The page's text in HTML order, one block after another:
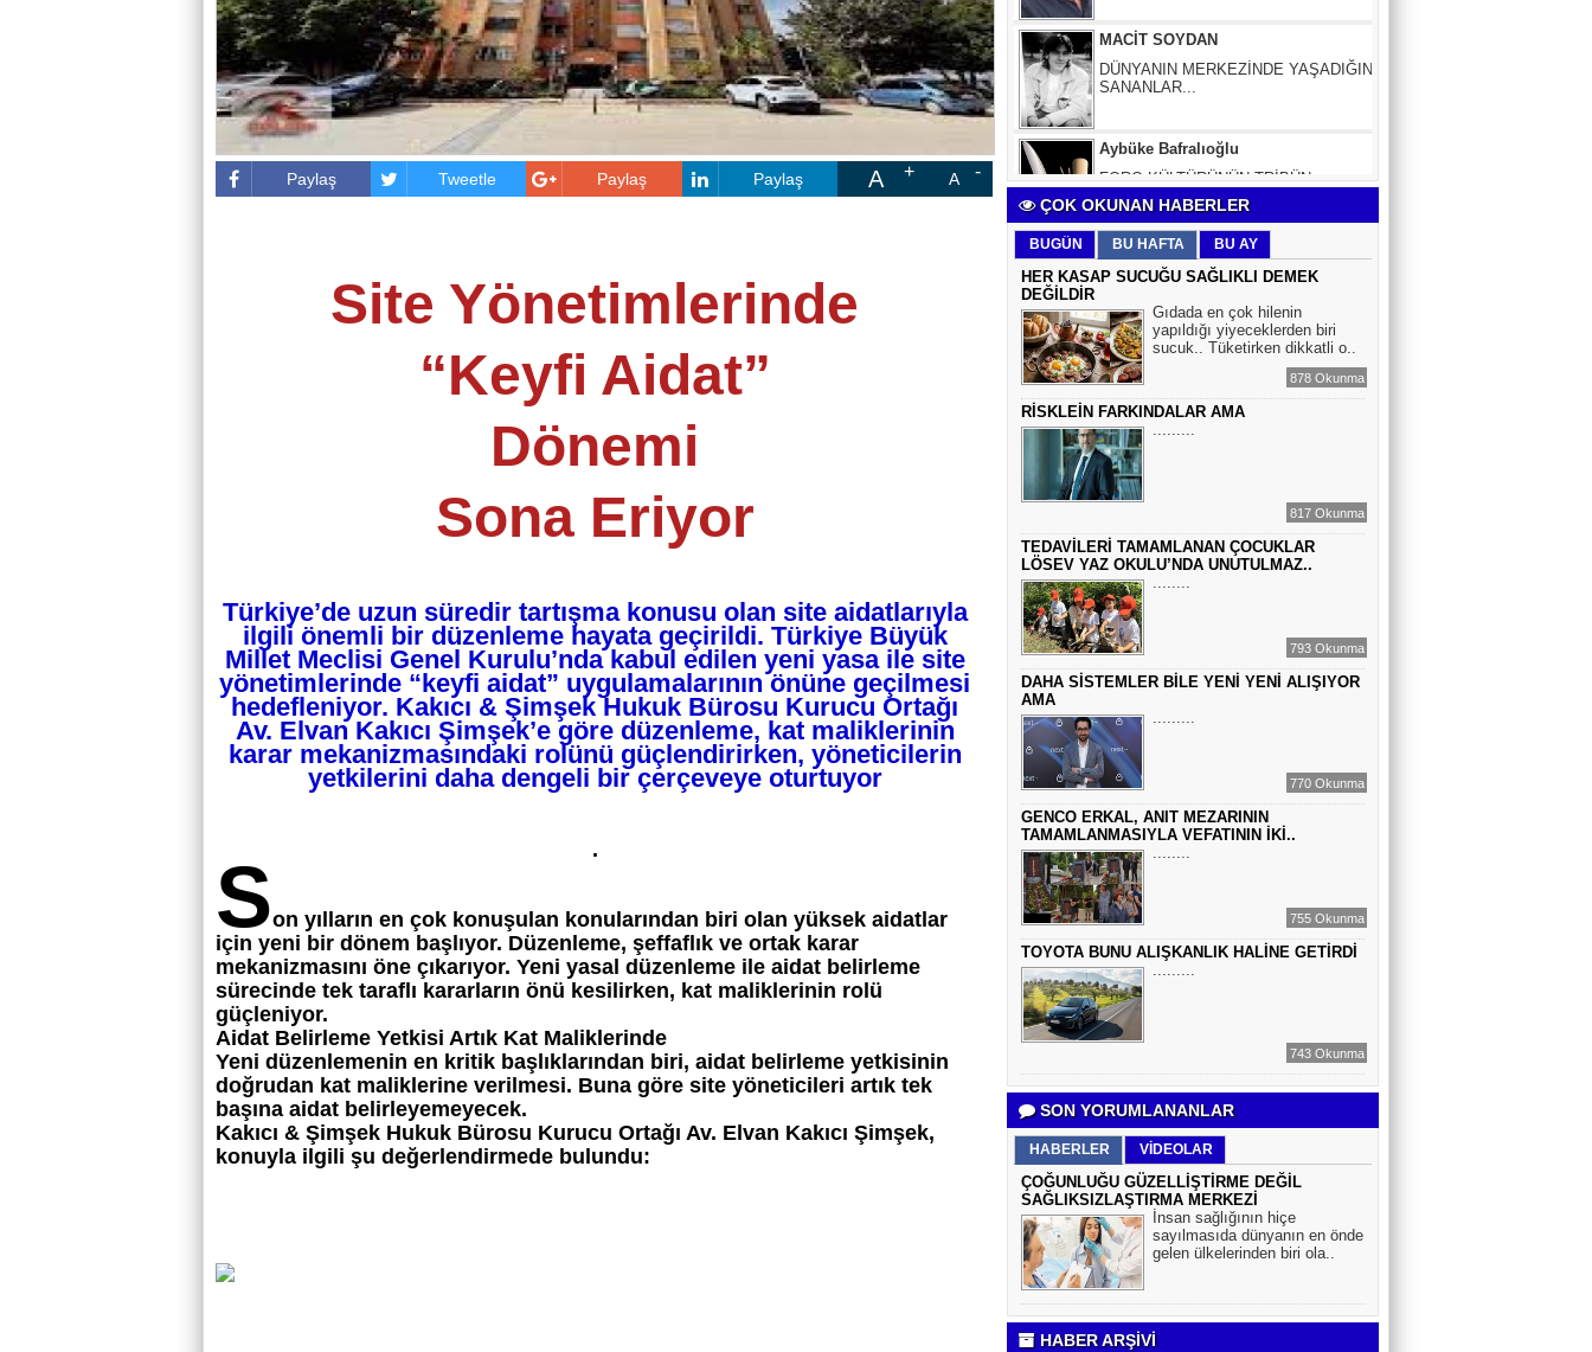
Paylaş Tweetle Paylaş Paylaş A A
Site Yönetimlerinde
“Keyfi Aidat”
Dönemi
Sona Eriyor
Türkiye’de uzun süredir tartışma konusu olan site aidatlarıyla
ilgili önemli bir düzenleme hayata geçirildi. Türkiye Büyük
Millet Meclisi Genel Kurulu’nda kabul edilen yeni yasa ile site
yönetimlerinde “keyfi aidat” uygulamalarının önüne geçilmesi
hedefleniyor. Kakıcı & Şimşek Hukuk Bürosu Kurucu Ortağı
Av. Elvan Kakıcı Şimşek’e göre düzenleme, kat maliklerinin
karar mekanizmasındaki rolünü güçlendirirken, yöneticilerin
yetkilerini daha dengeli bir çerçeveye oturtuyor
.
Son yılların en çok konuşulan konularından biri olan yüksek aidatlar
için yeni bir dönem başlıyor. Düzenleme, şeffaflık ve ortak karar
mekanizmasını öne çıkarıyor. Yeni yasal düzenleme ile aidat belirleme
sürecinde tek taraflı kararların önü kesilirken, kat maliklerinin rolü
güçleniyor.
Aidat Belirleme Yetkisi Artık Kat Maliklerinde
Yeni düzenlemenin en kritik başlıklarından biri, aidat belirleme yetkisinin
doğrudan kat maliklerine verilmesi. Buna göre site yöneticileri artık tek
başına aidat belirleyemeyecek.
Kakıcı & Şimşek Hukuk Bürosu Kurucu Ortağı Av. Elvan Kakıcı Şimşek,
konuyla ilgili şu değerlendirmede bulundu:
Aybüke Bafralıoğlu
TURİZM VE EĞİTİM
Mr.Hiko...
KORKU VE ŞÜPHE
DÜŞMANLARINIZDIR...
Çiğdem Yorgancıoğlu
İkilikli ve İkircikli Tabiat Diyalektiğinde
Mobius Spiral Mucizeler, Akış ve Doğa
Döngüsünün Bilgeliği...
BİR ROMAN DAHA
EMİR EMİRHANOĞLU
BAYRAMDA ARA VERİN
MACİT SOYDAN
DÜNYANIN MERKEZİNDE YAŞADIĞINI
SANANLAR...
ÇOK OKUNAN HABERLER
BUGÜN BU HAFTA BU AY
HER KASAP SUCUĞU SAĞLIKLI DEMEK
DEĞİLDİR
Gıdada en çok hilenin
yapıldığı yiyeceklerden biri
sucuk.. Tüketirken dikkatli o..
878 Okunma
RİSKLEİN FARKINDALAR AMA
.........
817 Okunma
TEDAVİLERİ TAMAMLANAN ÇOCUKLAR
LÖSEV YAZ OKULU’NDA UNUTULMAZ..
........
793 Okunma
DAHA SİSTEMLER BİLE YENİ YENİ ALIŞIYOR
AMA
.........
770 Okunma
GENCO ERKAL, ANIT MEZARININ
TAMAMLANMASIYLA VEFATININ İKİ..
........
755 Okunma
TOYOTA BUNU ALIŞKANLIK HALİNE GETİRDİ
.........
743 Okunma
SON YORUMLANANLAR
HABERLER VİDEOLAR
ÇOĞUNLUĞU GÜZELLİŞTİRME DEĞİL
SAĞLIKSIZLAŞTIRMA MERKEZİ
İnsan sağlığının hiçe
sayılmasıda dünyanın en önde
gelen ülkelerinden biri ola..
HABER ARŞİVİ